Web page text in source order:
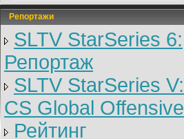
Репортажи
SLTV StarSeries 6:
Репортаж
SLTV StarSeries V:
CS Global Offensive
Рейтинг